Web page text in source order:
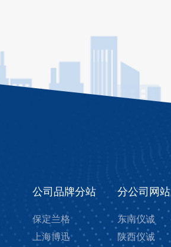
公司品牌分站
保定兰格
上海博迅
分公司网站
东南仪诚
陕西仪诚